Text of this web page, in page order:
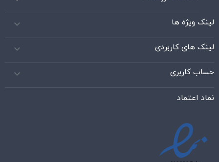
لینک ویژه ها 
لینک های کاربردی 
حساب کاربری 
نماد اعتماد